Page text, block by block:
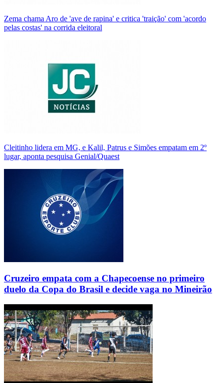
Zema chama Aro de 'ave de rapina' e critica 'traição' com 'acordo
pelas costas' na corrida eleitoral
Cleitinho lidera em MG, e Kalil, Patrus e Simões empatam em 2º
lugar, aponta pesquisa Genial/Quaest
Cruzeiro empata com a Chapecoense no primeiro
duelo da Copa do Brasil e decide vaga no Mineirão